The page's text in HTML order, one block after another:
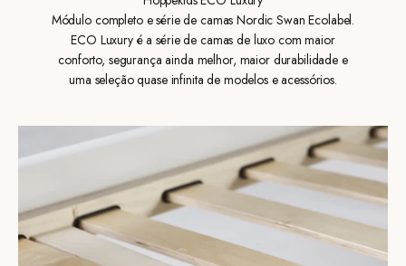
Módulo completo e série de camas Nordic Swan Ecolabel.
ECO Luxury é a série de camas de luxo com maior
conforto, segurança ainda melhor, maior durabilidade e
uma seleção quase infinita de modelos e acessórios.